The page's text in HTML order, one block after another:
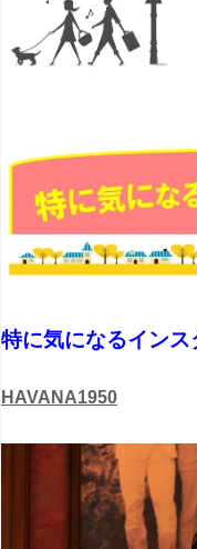
特に気になるインス
HAVANA1950